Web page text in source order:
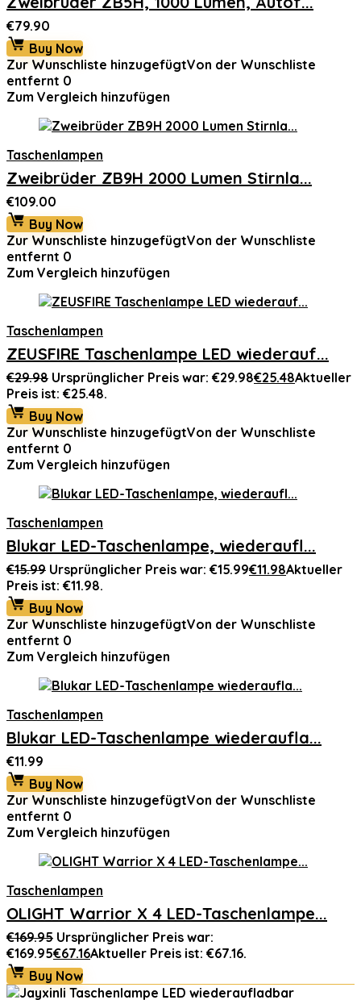
€79.90
Buy Now
Zur Wunschliste hinzugefügtVon der Wunschliste
entfernt 0
Zum Vergleich hinzufügen
Taschenlampen
Zweibrüder ZB9H 2000 Lumen Stirnla...
€109.00
Buy Now
Zur Wunschliste hinzugefügtVon der Wunschliste
entfernt 0
Zum Vergleich hinzufügen
Taschenlampen
ZEUSFIRE Taschenlampe LED wiederauf...
€29.98 Ursprünglicher Preis war: €29.98€25.48Aktueller
Preis ist: €25.48.
Buy Now
Zur Wunschliste hinzugefügtVon der Wunschliste
entfernt 0
Zum Vergleich hinzufügen
Taschenlampen
Blukar LED-Taschenlampe, wiederaufl...
€15.99 Ursprünglicher Preis war: €15.99€11.98Aktueller
Preis ist: €11.98.
Buy Now
Zur Wunschliste hinzugefügtVon der Wunschliste
entfernt 0
Zum Vergleich hinzufügen
Taschenlampen
Blukar LED-Taschenlampe wiederaufla...
€11.99
Buy Now
Zur Wunschliste hinzugefügtVon der Wunschliste
entfernt 0
Zum Vergleich hinzufügen
Taschenlampen
OLIGHT Warrior X 4 LED-Taschenlampe...
€169.95 Ursprünglicher Preis war:
€169.95€67.16Aktueller Preis ist: €67.16.
Buy Now